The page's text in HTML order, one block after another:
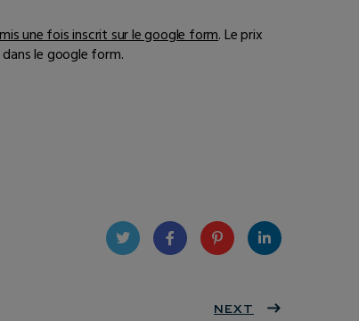
une fois inscrit sur le google form. Le prix
le google form.
eres
dIn
NEXT